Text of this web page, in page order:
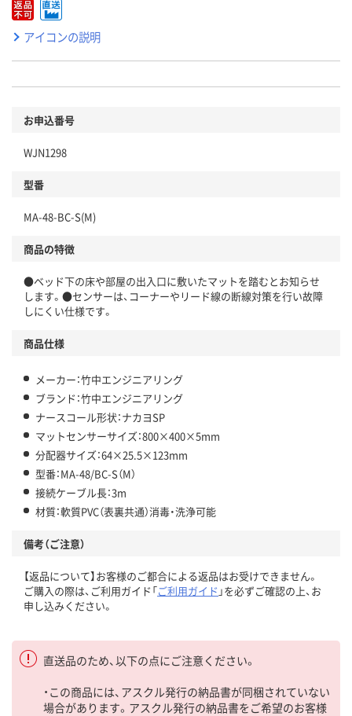
アイコンの説明
お申込番号
WJN1298
型番
MA-48-BC-S(M)
商品の特徴
●ベッド下の床や部屋の出入口に敷いたマットを踏むとお知らせ
します。●センサーは、コーナーやリード線の断線対策を行い故障
しにくい仕様です。
商品仕様
メーカー：竹中エンジニアリング
ブランド：竹中エンジニアリング
ナースコール形状：ナカヨSP
マットセンサーサイズ：800×400×5mm
分配器サイズ：64×25.5×123mm
型番：MA-48/BC-S（M）
接続ケーブル長：3m
材質：軟質PVC（表裏共通）消毒・洗浄可能
備考（ご注意）
【返品について】お客様のご都合による返品はお受けできません。
ご購入の際は、ご利用ガイド「ご利用ガイド 」を必ずご確認の上、お
申し込みください。
直送品のため、以下の点にご注意ください。
・この商品には、アスクル発行の納品書が同梱されていない
場合があります。アスクル発行の納品書をご希望のお客様